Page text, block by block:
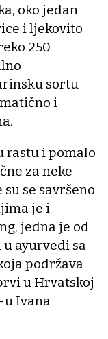
oko jedan
i ljekovito
250
sortu
i
rastu i pomalo
za neke
se savršeno
je i
jedna je od
ayurvedi sa
podržava
u Hrvatskoj
u Ivana